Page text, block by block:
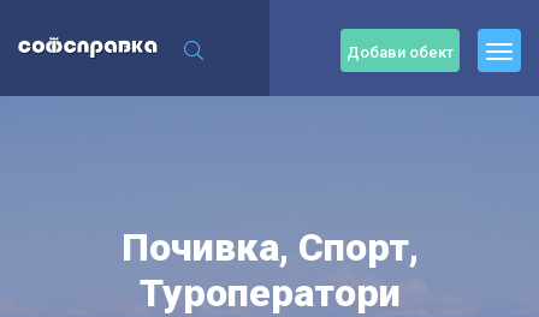
Добави обект
Почивка, Спорт,
Туроператори